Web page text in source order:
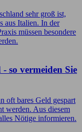
sehr groß ist,
aus Italien. In der
müssen besondere
so vermeiden Sie
oft bares Geld gespart
werden. Aus diesem
Nötige informieren.